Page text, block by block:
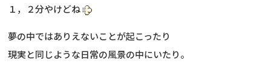
１，２分やけどね
夢の中ではありえないことが起こったり
現実と同じような日常の風景の中にいたり。